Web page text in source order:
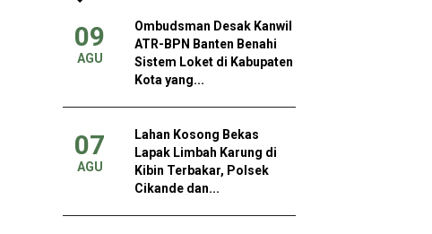
09
AGU
Ombudsman Desak Kanwil
ATR-BPN Banten Benahi
Sistem Loket di Kabupaten
Kota yang...
07
AGU
Lahan Kosong Bekas
Lapak Limbah Karung di
Kibin Terbakar, Polsek
Cikande dan...